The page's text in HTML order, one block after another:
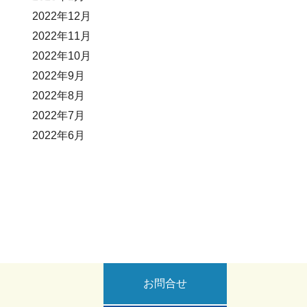
2022年12月
2022年11月
2022年10月
2022年9月
2022年8月
2022年7月
2022年6月
お問合せ